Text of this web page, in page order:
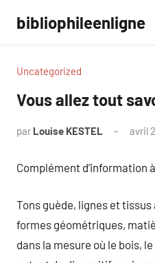
contenu
bibliophileenligne
Uncategorized
Vous allez tout
par Louise KESTEL avril
Complément d’information
Tons guède, lignes et
formes géométriques,
dans la mesure où le bois,